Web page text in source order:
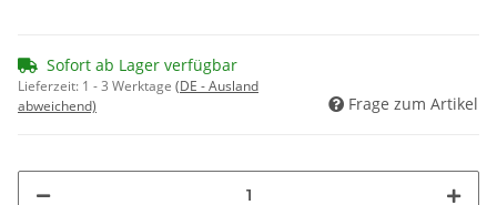
Sofort ab Lager verfügbar
Lieferzeit: 1 - 3 Werktage (DE - Ausland
abweichend)
Frage zum Artikel